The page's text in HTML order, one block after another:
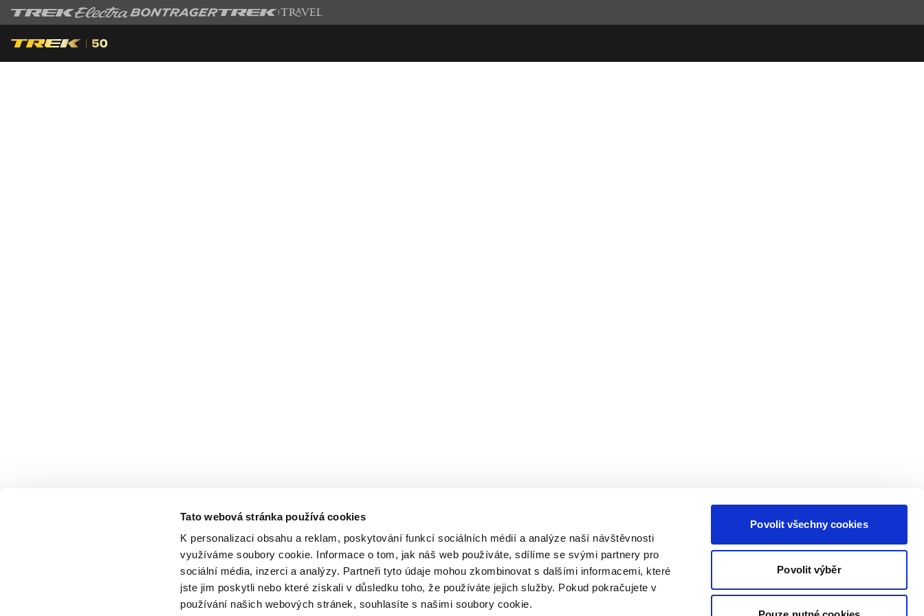
Tato webová stránka používá cookies
K personalizaci obsahu a reklam, poskytování funkcí sociálních médií a analýze naší návštěvnosti
využíváme soubory cookie. Informace o tom, jak náš web používáte, sdílíme se svými partnery pro
sociální média, inzerci a analýzy. Partneři tyto údaje mohou zkombinovat s dalšími informacemi, které
jste jim poskytli nebo které získali v důsledku toho, že používáte jejich služby. Pokud pokračujete v
používání našich webových stránek, souhlasíte s našimi soubory cookie.
Povolit všechny cookies
Povolit výběr